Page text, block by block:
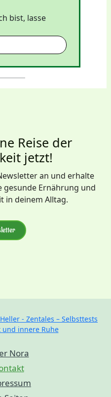
bist, lasse
Reise der
jetzt!
an und erhalte
gesunde Ernährung und
in deinem Alltag.
- Zentales – Selbsttests
innere Ruhe
Nora